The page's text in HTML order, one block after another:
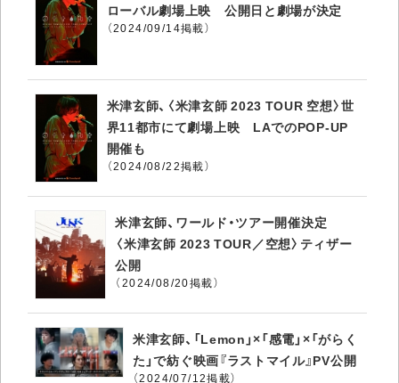
ローバル劇場上映 公開日と劇場が決定
（2024/09/14掲載）
米津玄師、〈米津玄師 2023 TOUR 空想〉世
界11都市にて劇場上映 LAでのPOP-UP
開催も
（2024/08/22掲載）
米津玄師、ワールド・ツアー開催決定
〈米津玄師 2023 TOUR／空想〉ティザー
公開
（2024/08/20掲載）
米津玄師、「Lemon」×「感電」×「がらく
た」で紡ぐ映画『ラストマイル』PV公開
（2024/07/12掲載）